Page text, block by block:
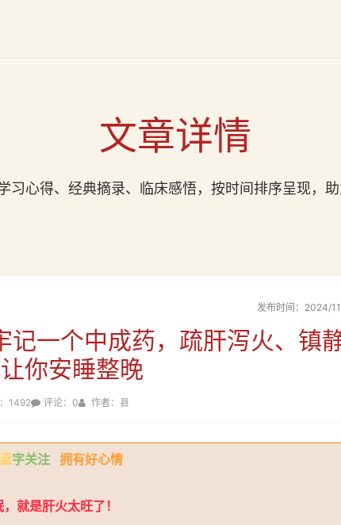
文章详情
习心得、经典摘录、临床感悟，按时间排序呈现，
发布时间：2024/
记一个中成药，疏肝泻火、镇
你安睡整晚
1492 评论：0 作者：县
字关注拥有好心情
，就是肝火太旺了！